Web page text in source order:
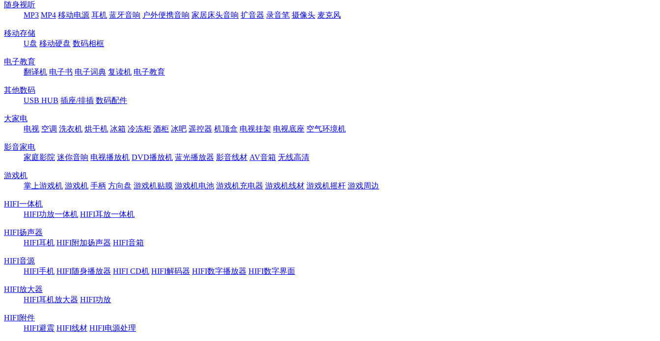
随身视听
MP3 MP4 移动电源 耳机 蓝牙音响 户外便携音响 家居床头音响 扩音器 录音笔 摄像头 麦克风
移动存储
U盘 移动硬盘 数码相框
电子教育
翻译机 电子书 电子词典 复读机 电子教育
其他数码
USB HUB 插座/排插 数码配件
大家电
电视 空调 洗衣机 烘干机 冰箱 冷冻柜 酒柜 冰吧 遥控器 机顶盒 电视挂架 电视底座 空气环境机
影音家电
家庭影院 迷你音响 电视播放机 DVD播放机 蓝光播放器 影音线材 AV音箱 无线高清
游戏机
掌上游戏机 游戏机 手柄 方向盘 游戏机贴膜 游戏机电池 游戏机充电器 游戏机线材 游戏机摇杆 游戏周边
HIFI一体机
HIFI功放一体机 HIFI耳放一体机
HIFI扬声器
HIFI耳机 HIFI附加扬声器 HIFI音箱
HIFI音源
HIFI手机 HIFI随身播放器 HIFI CD机 HIFI解码器 HIFI数字播放器 HIFI数字界面
HIFI放大器
HIFI耳机放大器 HIFI功放
HIFI附件
HIFI避震 HIFI线材 HIFI电源处理